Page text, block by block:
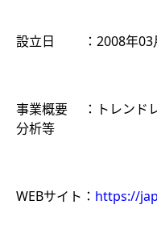
設立日 ：2008年03
事業概要 ：トレンド
分析等
WEBサイト： https://